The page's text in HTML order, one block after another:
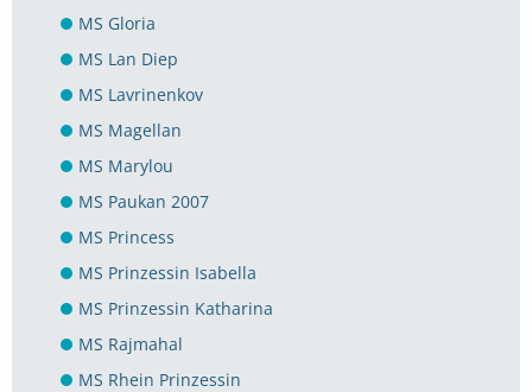
MS Gloria
MS Lan Diep
MS Lavrinenkov
MS Magellan
MS Marylou
MS Paukan 2007
MS Princess
MS Prinzessin Isabella
MS Prinzessin Katharina
MS Rajmahal
MS Rhein Prinzessin